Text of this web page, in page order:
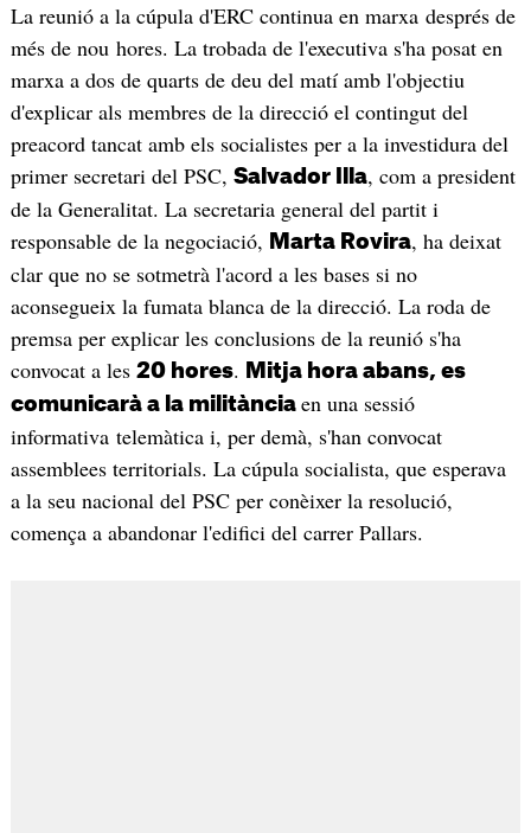
La reunió a la cúpula d'ERC continua en marxa després de
més de nou hores. La trobada de l'executiva s'ha posat en
marxa a dos de quarts de deu del matí amb l'objectiu
d'explicar als membres de la direcció el contingut del
preacord tancat amb els socialistes per a la investidura del
primer secretari del PSC, Salvador Illa, com a president
de la Generalitat. La secretaria general del partit i
responsable de la negociació, Marta Rovira, ha deixat
clar que no se sotmetrà l'acord a les bases si no
aconsegueix la fumata blanca de la direcció. La roda de
premsa per explicar les conclusions de la reunió s'ha
convocat a les 20 hores.
Mitja hora abans, es
comunicarà a la militància en una sessió
informativa telemàtica i, per demà, s'han convocat
assemblees territorials. La cúpula socialista, que esperava
a la seu nacional del PSC per conèixer la resolució,
comença a abandonar l'edifici del carrer Pallars.